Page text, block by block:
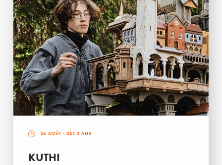
26 AOÛT - DÈS 3 ANS
KUTHI